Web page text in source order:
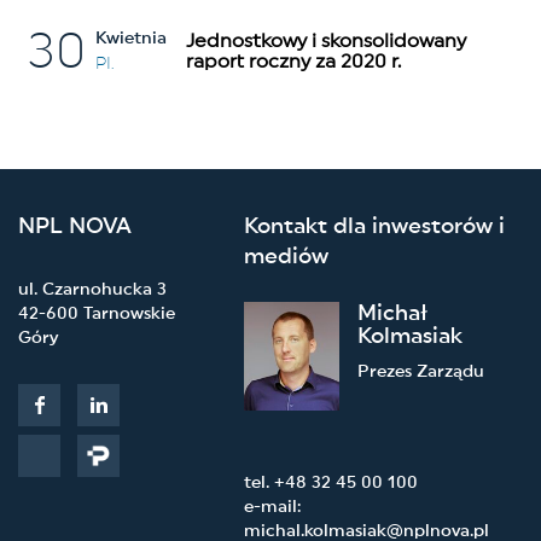
30
Kwietnia
PI.
Jednostkowy i skonsolidowany
raport roczny za 2020 r.
NPL NOVA
ul. Czarnohucka 3
42-600 Tarnowskie
Góry
Kontakt dla inwestorów i
mediów
Michał
Kolmasiak
Prezes Zarządu
tel. +48 32 45 00 100
e-mail:
michal.kolmasiak@nplnova.pl